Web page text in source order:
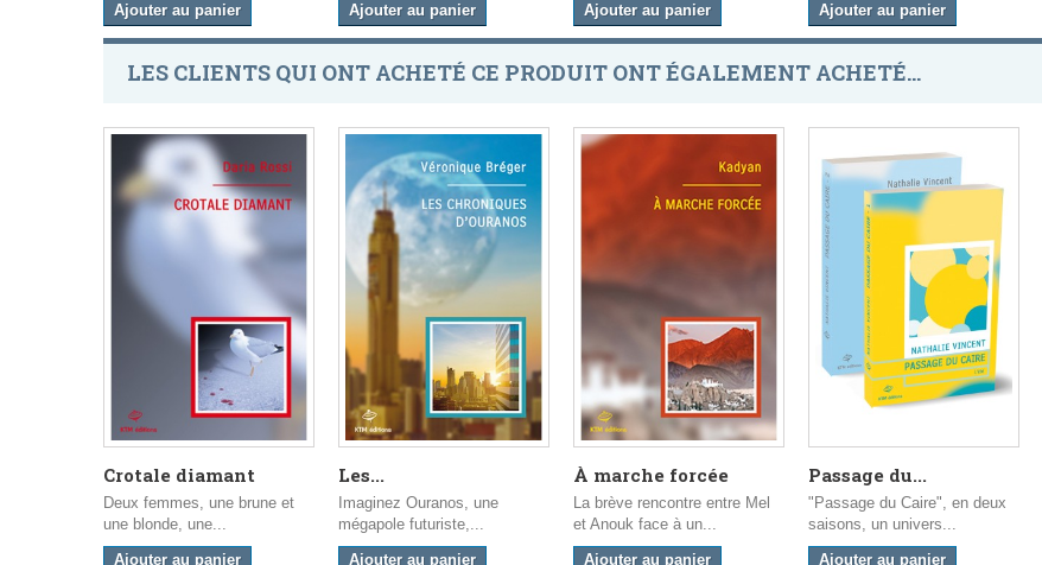
Ajouter au panier
Ajouter au panier
Ajouter au panier
Ajouter au panier
LES CLIENTS QUI ONT ACHETÉ CE PRODUIT ONT ÉGALEMENT ACHETÉ...
Crotale diamant
Deux femmes, une brune et
une blonde, une...
Ajouter au panier
Les...
Imaginez Ouranos, une
mégapole futuriste,...
Ajouter au panier
À marche forcée
La brève rencontre entre Mel
et Anouk face à un...
Ajouter au panier
Passage du...
"Passage du Caire", en deux
saisons, un univers...
Ajouter au panier